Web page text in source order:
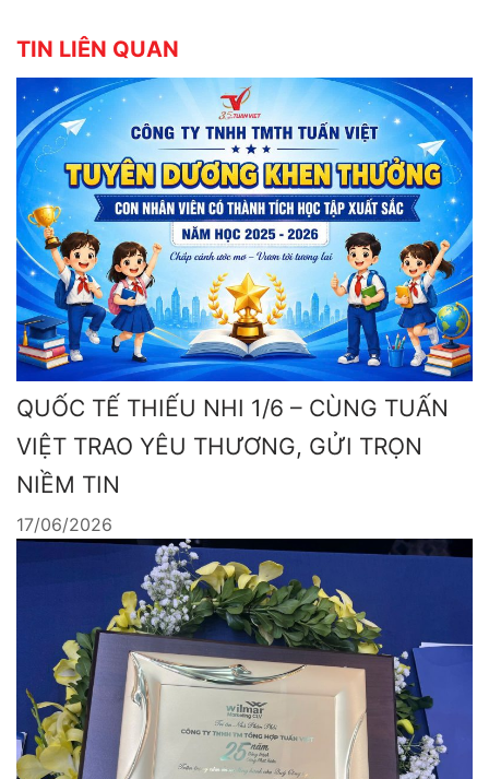
TIN LIÊN QUAN
QUỐC TẾ THIẾU NHI 1/6 – CÙNG TUẤN
VIỆT TRAO YÊU THƯƠNG, GỬI TRỌN
NIỀM TIN
17/06/2026